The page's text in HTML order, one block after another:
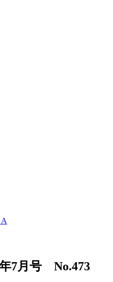
7月号 No.473